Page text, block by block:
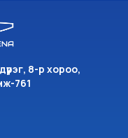
8-р хороо,
761